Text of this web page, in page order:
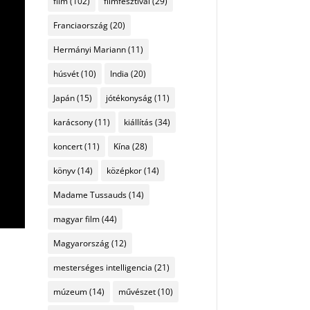
Franciaország(20)
Hermányi Mariann(11)
húsvét(10) India (20)
Japán(15) jótékonyság(11)
karácsony(11) kiállítás(34)
koncert(11) Kína (28)
könyv(14) középkor(14)
Madame Tussauds(14)
magyar film(44)
Magyarország(12)
mesterséges intelligencia (21)
múzeum(14) művészet(10)